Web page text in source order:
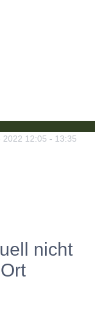
2022 12:05 - 13:35
nicht